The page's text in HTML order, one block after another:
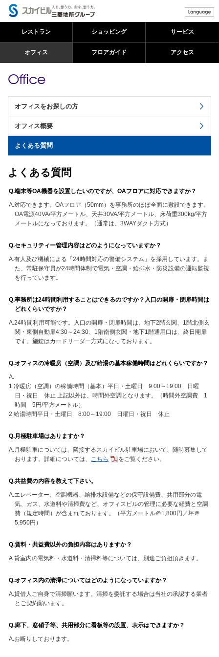
レストラン ショッピング サービス
オフィス フロアガイド アクセス
Office
オフィスをお探しの方
オフィス概要
よくある質問
よくある質問
Q.端末等OA機器を設置したいのですが、OAフロアに対応できますか？
A.対応できます。OAフロア（50mm）を事務所のほぼ全面に敷設できます。
OA電源40VA/平方メートル、天井30VA/平方メートル、床荷重300kg/平方
メートルになっております。（通常は、3WAYダクト方式）
Q.セキュリティー管理内容はどのようになっていますか？
A.有人及び機械による「24時間対応の警備システム」を採用しています。ま
た、常駐保守員が24時間体制で電気・空調・給排水・防災設備の運転監視
を行っています。
Q.事務所は24時間利用することはできるのですか？入口の開扉・閉扉時間は
どれくらいですか？
A.24時間利用可能です。入口の開扉・閉扉時間は、地下2階玄関、1階北側玄
関・東側自動扉4:30～24:30、1階南側玄関・地下1階通用口は、終日開扉
です。施錠はカードリーダー方式になっております。
Q.オフィスの冷暖房（空調）及び給湯の基本稼働時間はどれくらいですか？
A.
1 冷暖房（空調）の稼働時間（基本） 平日・土曜日 9:00～19:00 日曜
日・祝日 休止 上記以外は、時間外空調となります。（時間外空調費 1
時間 5円/平方メートル）
2 給湯時間平日・土曜日 8:00～19:00 日曜日・祝日 休止
Q.月極駐車場はありますか？
A.月極駐車については、隣接するスカイビル駐車場において、随時募集して
おります。 詳細については、 こちら をご覧ください。
Q.共益費の内容を教えて下さい。
A.エレベーター、空調機器、給排水設備などの保守設備費、共用部分の電
気、ガス、水道料や清掃費など、オフィスビルの管理に必要な経費と空調
費（規定時間）が含まれております。（平方メートル＠1,800円／坪＠
5,950円）
Q.賃料・共益費以外の負担内容はありますか？
A.貸室内の電気料・水道料・清掃料等については、別途ご負担頂きます。
Q.オフィス内の清掃についてはどのようになっていますか？
A.貸借人ご自身で清掃願います。清掃を委託する場合は当社の承認する業者
とご契約願います。
Q.廊下、窓硝子等、共用部分に看板等の設置、表示はできますか？
A.お断りしております。